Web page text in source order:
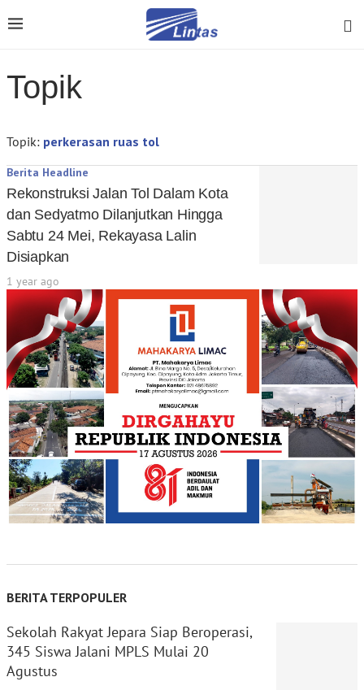
Topik
Topik: perkerasan ruas tol
Berita Headline
Rekonstruksi Jalan Tol Dalam Kota
dan Sedyatmo Dilanjutkan Hingga
Sabtu 24 Mei, Rekayasa Lalin
Disiapkan
1 year ago
BERITA TERPOPULER
Sekolah Rakyat Jepara Siap Beroperasi,
345 Siswa Jalani MPLS Mulai 20
Agustus